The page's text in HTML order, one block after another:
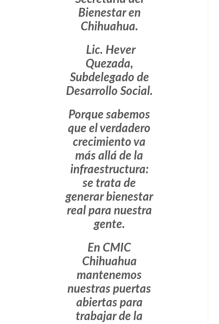
Bienestar en
Chihuahua.
Lic. Hever
Quezada,
Subdelegado de
Desarrollo Social.
Porque sabemos
que el verdadero
crecimiento va
más allá de la
infraestructura:
se trata de
generar bienestar
real para nuestra
gente.
En CMIC
Chihuahua
mantenemos
nuestras puertas
abiertas para
trabajar de la